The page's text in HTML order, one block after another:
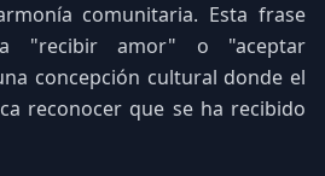
comunitaria. Esta frase
"recibir amor" o "aceptar
concepción cultural donde el
reconocer que se ha recibido